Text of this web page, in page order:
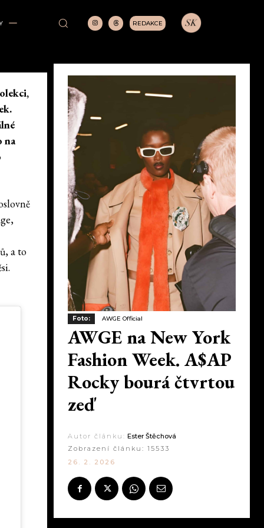
REDAKCE
na
a to
Foto: AWGE Official
AWGE na New York
Fashion Week. A$AP
Rocky bourá čtvrtou
zeď
Autor článku: Ester Štěchová
Zobrazení článku: 15533
26. 2. 2026